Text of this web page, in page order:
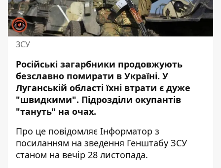
ЗСУ
Російські загарбники продовжують
безславно помирати в Україні. У
Луганській області їхні втрати є дуже
"швидкими". Підрозділи окупантів
"тануть" на очах.
Про це повідомляє Інформатор з
посиланням на зведення Генштабу ЗСУ
станом на вечір 28 листопада.